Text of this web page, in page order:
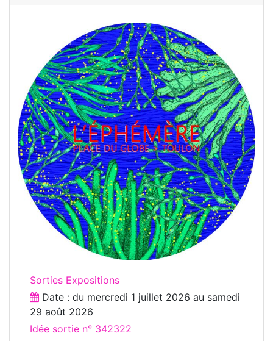
Sorties Expositions
Date : du mercredi 1 juillet 2026 au samedi
29 août 2026
Idée sortie n° 342322